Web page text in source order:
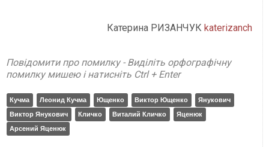
Катерина РИЗАНЧУК katerizanch
Повідомити про помилку - Виділіть орфографічну
помилку мишею і натисніть Ctrl + Enter
Кучма Леонид Кучма Ющенко Виктор Ющенко
Янукович
Виктор Янукович
Кличко Виталий Кличко
Яценюк
Арсений Яценюк